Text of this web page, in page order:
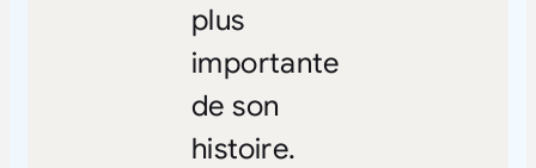
plus
importante
de son
histoire.